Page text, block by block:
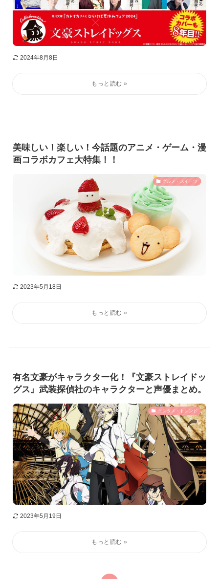
2024年8月8日
美味しい！楽しい！今話題のアニメ・ゲーム・漫
画コラボカフェ大特集！！
グルメ・スイーツ
2023年5月18日
有名文豪がキャラクター化！『文豪ストレイドッ
グス』武装探偵社のキャラクターと声優まとめ。
エンタメ・トレンド
2023年5月19日